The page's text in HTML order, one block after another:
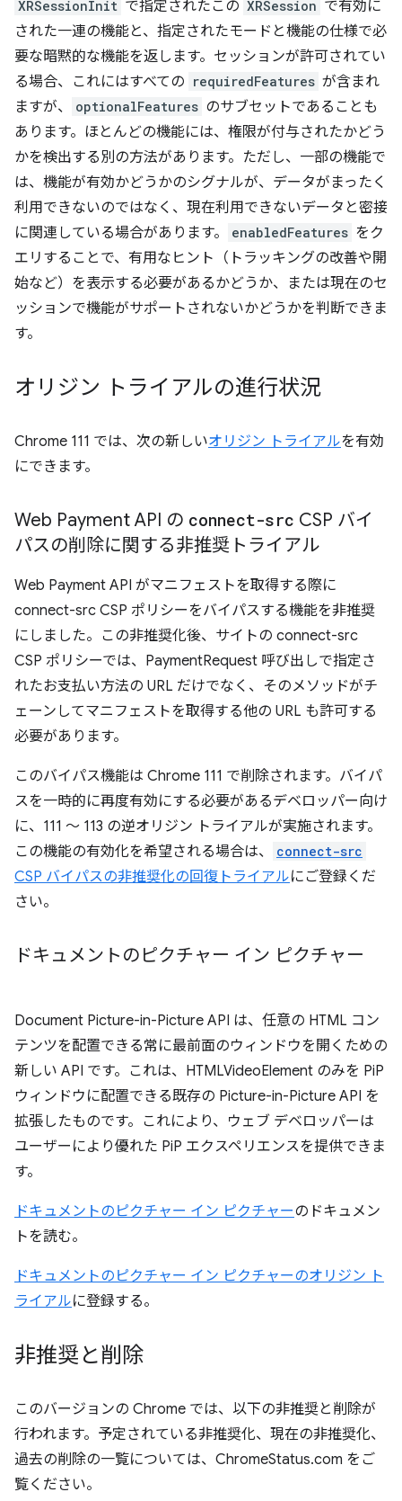
XRSessionInit で指定されたこの XRSession で有効に
された一連の機能と、指定されたモードと機能の仕様で必
要な暗黙的な機能を返します。セッションが許可されてい
る場合、これにはすべての requiredFeatures が含まれ
ますが、
optionalFeatures のサブセットであることも
あります。ほとんどの機能には、権限が付与されたかどう
かを検出する別の方法があります。ただし、一部の機能で
は、機能が有効かどうかのシグナルが、データがまったく
利用できないのではなく、現在利用できないデータと密接
に関連している場合があります。
enabledFeatures をク
エリすることで、有用なヒント（トラッキングの改善や開
始など）を表示する必要があるかどうか、または現在のセ
ッションで機能がサポートされないかどうかを判断できま
す。
オリジン トライアルの進行状況
Chrome 111 では、次の新しいオリジン トライアルを有効
にできます。
Web Payment API の connect-src CSP バイ
パスの削除に関する非推奨トライアル
Web Payment API がマニフェストを取得する際に
connect-src CSP ポリシーをバイパスする機能を非推奨
にしました。この非推奨化後、サイトの connect-src
CSP ポリシーでは、PaymentRequest 呼び出しで指定さ
れたお支払い方法の URL だけでなく、そのメソッドがチ
ェーンしてマニフェストを取得する他の URL も許可する
必要があります。
このバイパス機能は Chrome 111 で削除されます。バイパ
スを一時的に再度有効にする必要があるデベロッパー向け
に、111 ～ 113 の逆オリジン トライアルが実施されます。
この機能の有効化を希望される場合は、
connect-src
CSP バイパスの非推奨化の回復トライアルにご登録くだ
さい。
ドキュメントのピクチャー イン ピクチャー
Document Picture-in-Picture API は、任意の HTML コン
テンツを配置できる常に最前面のウィンドウを開くための
新しい API です。これは、HTMLVideoElement のみを PiP
ウィンドウに配置できる既存の Picture-in-Picture API を
拡張したものです。これにより、ウェブ デベロッパーは
ユーザーにより優れた PiP エクスペリエンスを提供できま
す。
ドキュメントのピクチャー イン ピクチャーのドキュメン
トを読む。
ドキュメントのピクチャー イン ピクチャーのオリジン ト
ライアルに登録する。
非推奨と削除
このバージョンの Chrome では、以下の非推奨と削除が
行われます。予定されている非推奨化、現在の非推奨化、
過去の削除の一覧については、ChromeStatus.com をご
覧ください。